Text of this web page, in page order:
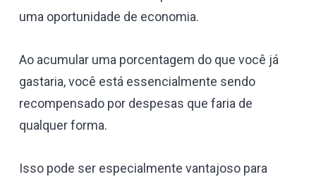
uma oportunidade de economia.
Ao acumular uma porcentagem do que você já
gastaria, você está essencialmente sendo
recompensado por despesas que faria de
qualquer forma.
Isso pode ser especialmente vantajoso para